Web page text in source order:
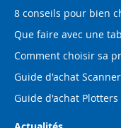
8 conseils pour bien
Que faire avec une
Comment choisir sa
Guide d'achat
Guide d'achat